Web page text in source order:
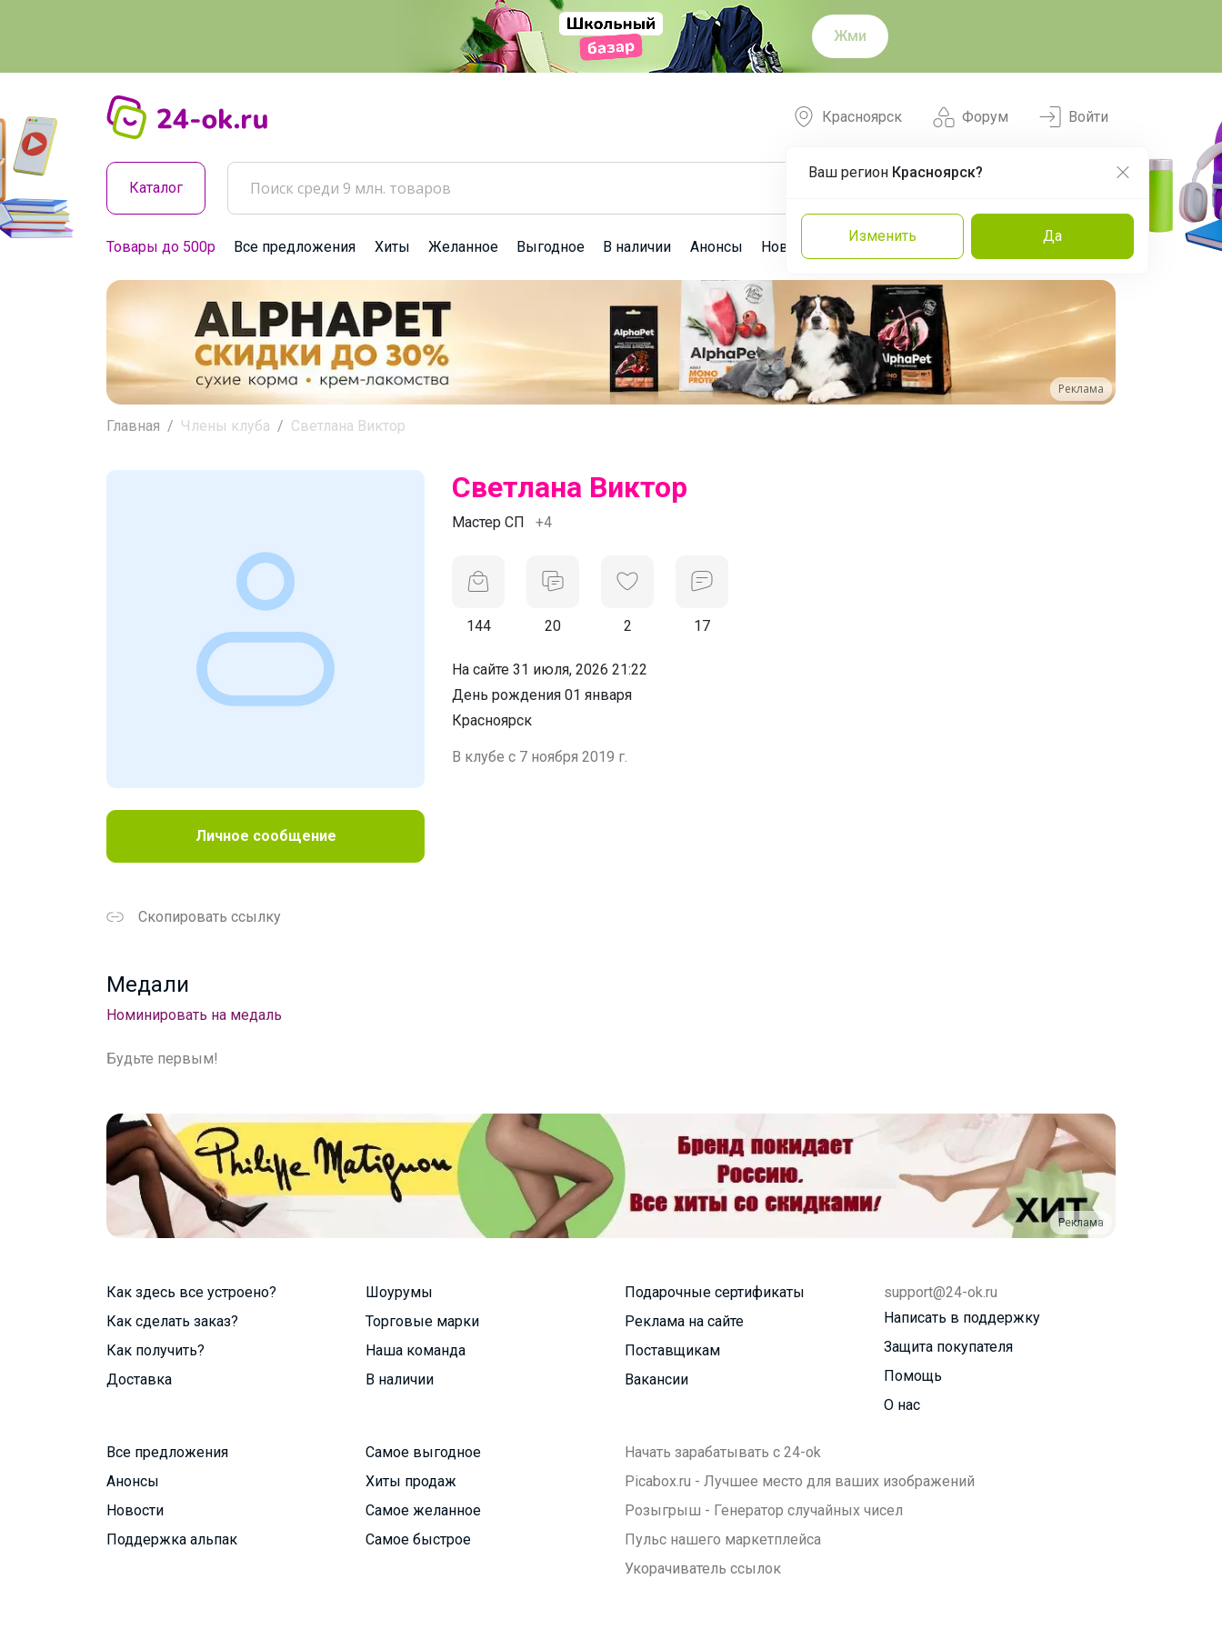
Жми
Форум
Красноярск
Ваш регион Красноярск?
Изменить Да
Войти
Каталог
Товары до 500р Все предложения Хиты Желанное Выгодное В наличии Анонсы Новости Команда Эксперты
Реклама
Главная Члены клуба Светлана Виктор
Личное сообщение
Скопировать ссылку
Медали
Номинировать на медаль
Будьте первым!
Светлана Виктор
Мастер СП +4
144 20 2 17
На сайте 31 июля, 2026 21:22
День рождения 01 января
Красноярск
В клубе с 7 ноября 2019 г.
Реклама
Как здесь все устроено?
Как сделать заказ?
Как получить?
Доставка
Шоурумы
Торговые марки
Наша команда
В наличии
Подарочные сертификаты
Реклама на сайте
Поставщикам
Вакансии
support@24-ok.ru
Написать в поддержку
Защита покупателя
Помощь
О нас
Все предложения
Анонсы
Новости
Поддержка альпак
Самое выгодное
Хиты продаж
Самое желанное
Самое быстрое
Начать зарабатывать с 24-ok
Picabox.ru - Лучшее место для ваших изображений
Розыгрыш - Генератор случайных чисел
Пульс нашего маркетплейса
Укорачиватель ссылок